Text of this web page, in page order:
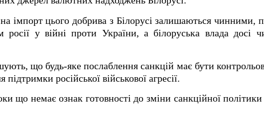
імпорт цього добрива з Білорусі залишаються чинними,
росії у війні проти України, а білоруська влада досі
що будь-яке послаблення санкцій має бути
російської військової агресії.
що немає ознак готовності до зміни санкційної